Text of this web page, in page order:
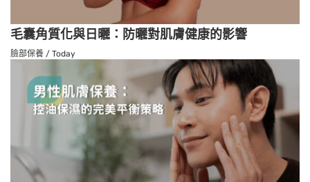
毛囊角質化與日曬：防曬對肌膚健康的影響
臉部保養 / Today